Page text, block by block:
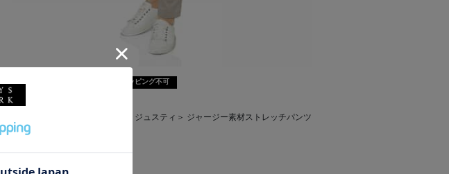
ギフトラッピング不可
BERNARDO GIUSTI
BERNARDO GIUSTI＜ベルナルド ジュスティ＞ ジャージー素材ストレッチパンツ
¥48,400